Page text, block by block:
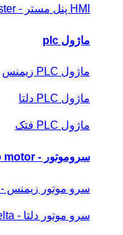
HMI پنل مستر - Panel master
ماژول plc
ماژول PLC زیمنس
ماژول PLC دلتا
ماژول PLC فتک
سروموتور - Servo motor
سرو موتور زیمنس - Siemens
سرو موتور دلتا - Delta